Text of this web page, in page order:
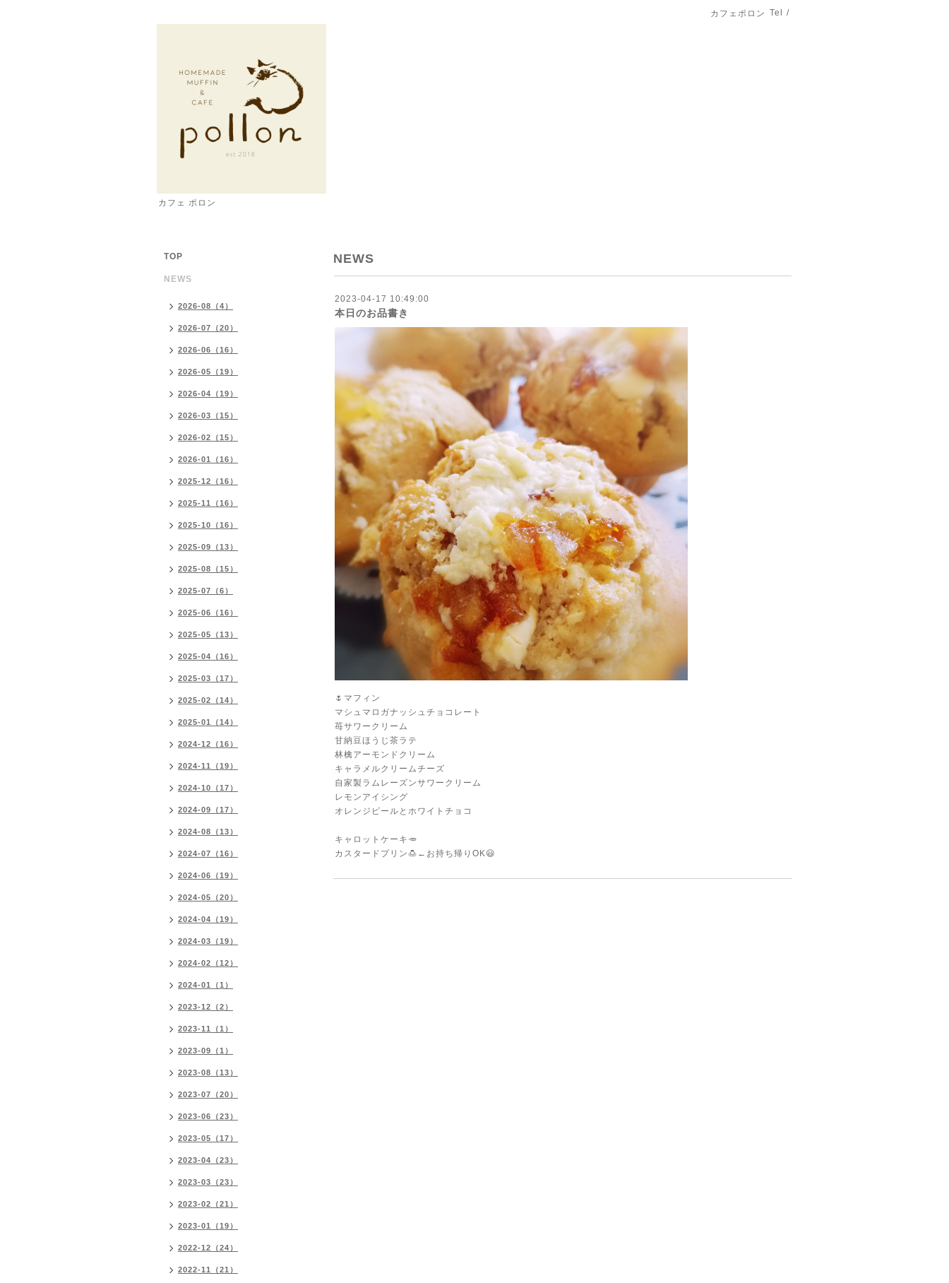
カフェポロン Tel /
カフェ ポロン
NEWS
2023-04-17 10:49:00
本日のお品書き
🌷マフィン
マシュマロガナッシュチョコレート
苺サワークリーム
甘納豆ほうじ茶ラテ
林檎アーモンドクリーム
キャラメルクリームチーズ
自家製ラムレーズンサワークリーム
レモンアイシング
オレンジピールとホワイトチョコ
キャロットケーキ🥕
カスタードプリン🍮←お持ち帰りOK😃
TOP
NEWS
2026-08（4）
2026-07（20）
2026-06（16）
2026-05（19）
2026-04（19）
2026-03（15）
2026-02（15）
2026-01（16）
2025-12（16）
2025-11（16）
2025-10（16）
2025-09（13）
2025-08（15）
2025-07（6）
2025-06（16）
2025-05（13）
2025-04（16）
2025-03（17）
2025-02（14）
2025-01（14）
2024-12（16）
2024-11（19）
2024-10（17）
2024-09（17）
2024-08（13）
2024-07（16）
2024-06（19）
2024-05（20）
2024-04（19）
2024-03（19）
2024-02（12）
2024-01（1）
2023-12（2）
2023-11（1）
2023-09（1）
2023-08（13）
2023-07（20）
2023-06（23）
2023-05（17）
2023-04（23）
2023-03（23）
2023-02（21）
2023-01（19）
2022-12（24）
2022-11（21）